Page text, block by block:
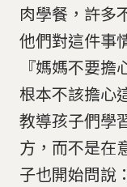
肉學餐，許多
他們對這件事
『媽媽不要
根本不該擔心
教導孩子們學
方，而不是在
子也開始問說